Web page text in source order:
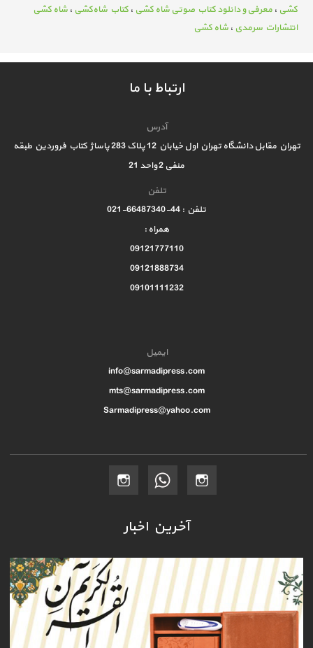
کشی ، معرفی و دانلود کتاب صوتی شاه کشی ، کتاب شاه‌کشی ، شاه کشی
انتشارات سرمدی ، شاه کشی
ارتباط با ما
آدرس
تهران مقابل دانشگاه تهران اول خیابان 12 پلاک 283 پاساژ کتاب فروردین طبقه
منفی 2 واحد 21
تلفن
تلفن : 44-66487340-021
همراه :
09121777110
09121888734
09101111232
ایمیل
info@sarmadipress.com
mts@sarmadipress.com
Sarmadipress@yahoo.com
آخرین اخبار